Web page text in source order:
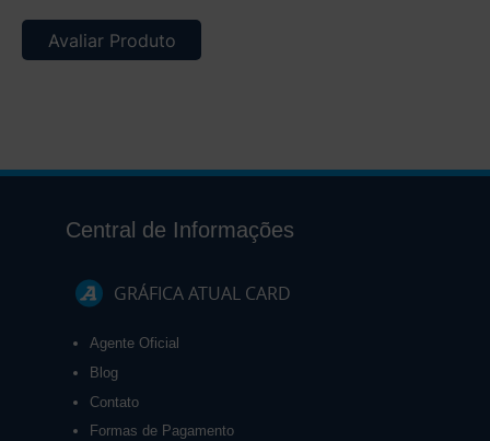
Avaliar Produto
Central de Informações
GRÁFICA ATUAL CARD
Agente Oficial
Blog
Contato
Formas de Pagamento